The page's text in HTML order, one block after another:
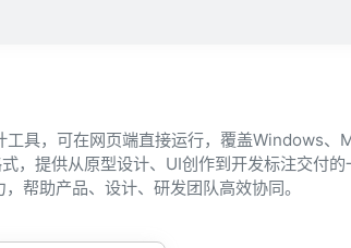
工具，可在网页端直接运行，覆盖Windows、
，提供从原型设计、UI创作到开发标注交付的
帮助产品、设计、研发团队高效协同。